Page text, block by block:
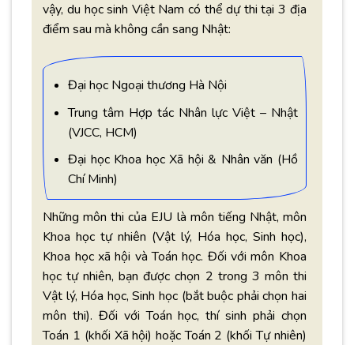
vậy, du học sinh Việt Nam có thể dự thi tại 3 địa
điểm sau mà không cần sang Nhật:
Đại học Ngoại thương Hà Nội
Trung tâm Hợp tác Nhân lực Việt – Nhật
(VJCC, HCM)
Đại học Khoa học Xã hội & Nhân văn (Hồ
Chí Minh)
Những môn thi của EJU là môn tiếng Nhật, môn
Khoa học tự nhiên (Vật lý, Hóa học, Sinh học),
Khoa học xã hội và Toán học. Đối với môn Khoa
học tự nhiên, bạn được chọn 2 trong 3 môn thi
Vật lý, Hóa học, Sinh học (bắt buộc phải chọn hai
môn thi). Đối với Toán học, thí sinh phải chọn
Toán 1 (khối Xã hội) hoặc Toán 2 (khối Tự nhiên)